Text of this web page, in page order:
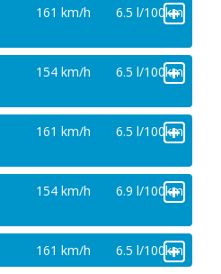
161 km/h 6.5 l/100km
+
154 km/h 6.5 l/100km
+
161 km/h 6.5 l/100km
+
154 km/h 6.9 l/100km
+
161 km/h 6.5 l/100km
+